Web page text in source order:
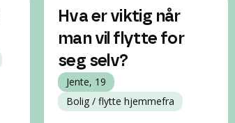
Hva er viktig når
man vil flytte for
seg selv?
Jente, 19
Bolig / flytte hjemmefra